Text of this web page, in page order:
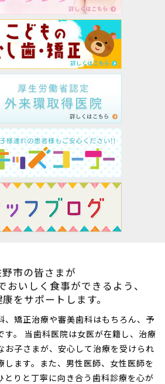
市の皆さまが
おいしく食事ができるよう、
をサポートします。
、 矯正治療や審美歯科はもちろん、 予
。 当歯科医院は女医が在籍し、治療
お子さまが、安心して治療を受けられ
ます。 また、男性医師、女性医師を
とりと丁寧に向き合う歯科診療を心が